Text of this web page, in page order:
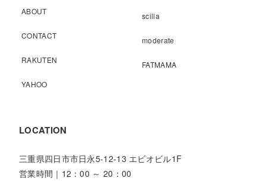
ABOUT
CONTACT
RAKUTEN
YAHOO
scilla
moderate
FATMAMA
LOCATION
三重県四日市市日永5-12-13 エビオビル1F
営業時間｜12：00 ～ 20：00